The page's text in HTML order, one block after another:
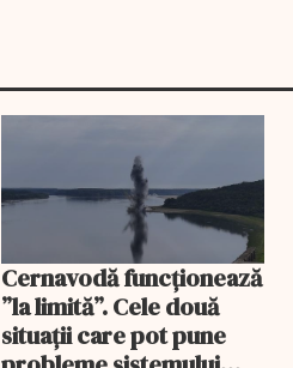
Cernavodă funcționează
”la limită”. Cele două
situații care pot pune